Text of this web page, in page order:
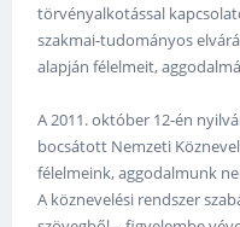
törvényalkotással
szakmai-tudományos
alapján félelmeit,
A 2011. október 12-én
bocsátott Nemzeti
félelmeink, aggodalmunk
A köznevelési rendszer